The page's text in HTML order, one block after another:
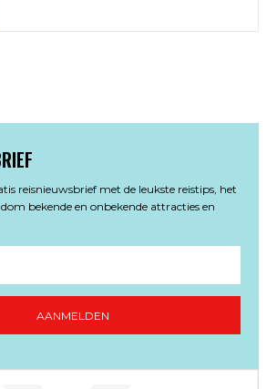
reisnieuwsbrief met de leukste reistips, het
bekende en onbekende attracties en
AANMELDEN